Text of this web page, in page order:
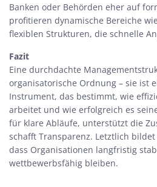
Banken oder Behörden eher auf
profitieren dynamische Bereiche
flexiblen Strukturen, die schnelle
Fazit
Eine durchdachte
organisatorische Ordnung – sie ist
Instrument, das bestimmt, wie
arbeitet und wie erfolgreich es
für klare Abläufe, unterstützt die
schafft Transparenz. Letztlich
dass Organisationen langfristig
wettbewerbsfähig bleiben.